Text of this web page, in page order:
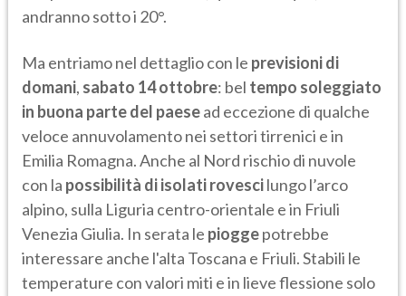
andranno sotto i 20°.
Ma entriamo nel dettaglio con le previsioni di
domani, sabato 14 ottobre: bel tempo soleggiato
in buona parte del paesead eccezione di qualche
veloce annuvolamento nei settori tirrenici e in
Emilia Romagna. Anche al Nord rischio di nuvole
con la possibilità di isolati rovescilungo l’arco
alpino, sulla Liguria centro-orientale e in Friuli
Venezia Giulia. In serata le pioggepotrebbe
interessare anche l'alta Toscana e Friuli. Stabili le
temperature con valori miti e in lieve flessione solo